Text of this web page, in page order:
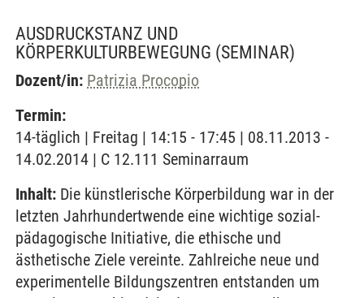
AUSDRUCKSTANZ UND
KÖRPERKULTURBEWEGUNG (SEMINAR)
Dozent/in: Patrizia Procopio
Termin:
14-täglich | Freitag | 14:15 - 17:45 | 08.11.2013 -
14.02.2014 | C 12.111 Seminarraum
Inhalt: Die künstlerische Körperbildung war in der
letzten Jahrhundertwende eine wichtige sozial-
pädagogische Initiative, die ethische und
ästhetische Ziele vereinte. Zahlreiche neue und
experimentelle Bildungszentren entstanden um